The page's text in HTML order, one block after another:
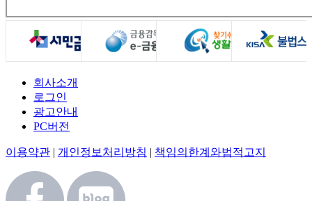
회사소개
로그인
광고안내
PC버전
이용약관 | 개인정보처리방침 | 책임의한계와법적고지